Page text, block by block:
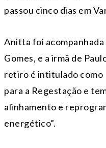
passou cinco dias em
Anitta foi acompanhada
Gomes, e a irmã de
retiro é intitulado como
para a Regestação e
alinhamento e
energético”.